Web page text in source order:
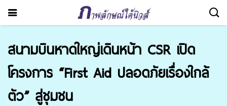
สนามบินหาดใหญ่เดินหน้า CSR เปิด
โครงการ “First Aid ปลอดภัยเรื่องใกล้
ตัว” สู่ชุมชน